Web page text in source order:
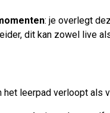
: je overlegt
dit kan zowel live
het leerpad verloopt als